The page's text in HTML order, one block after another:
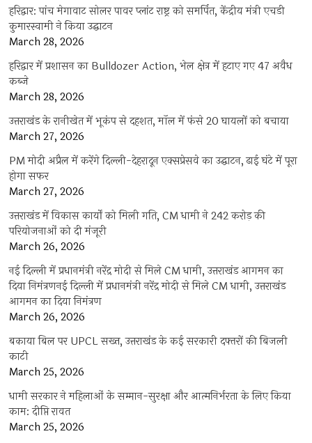
हरिद्वार: पांच मेगावाट सोलर पावर प्लांट राष्ट्र को समर्पित, केंद्रीय मंत्री एचडी
कुमारस्वामी ने किया उद्घाटन
March 28, 2026
हरिद्वार में प्रशासन का Bulldozer Action, भेल क्षेत्र में हटाए गए 47 अवैध
कब्जे
March 28, 2026
उत्तराखंड के रानीखेत में भूकंप से दहशत, मॉल में फंसे 20 घायलों को बचाया
March 27, 2026
PM मोदी अप्रैल में करेंगे दिल्ली-देहरादून एक्सप्रेसवे का उद्घाटन, ढाई घंटे में पूरा
होगा सफर
March 27, 2026
उत्तराखंड में विकास कार्यों को मिली गति, CM धामी ने 242 करोड़ की
परियोजनाओं को दी मंजूरी
March 26, 2026
नई दिल्ली में प्रधानमंत्री नरेंद्र मोदी से मिले CM धामी, उत्तराखंड आगमन का
दिया निमंत्रणनई दिल्ली में प्रधानमंत्री नरेंद्र मोदी से मिले CM धामी, उत्तराखंड
आगमन का दिया निमंत्रण
March 26, 2026
बकाया बिल पर UPCL सख्त, उत्तराखंड के कई सरकारी दफ्तरों की बिजली
काटी
March 25, 2026
धामी सरकार ने महिलाओं के सम्मान-सुरक्षा और आत्मनिर्भरता के लिए किया
काम: दीप्ति रावत
March 25, 2026